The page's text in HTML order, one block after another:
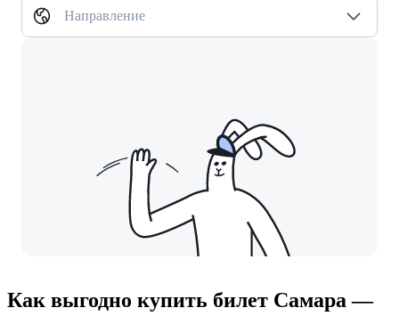
Направление
Как выгодно купить билет Самара —